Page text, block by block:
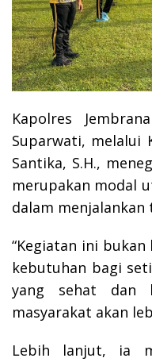
Kapolres
Suparwati, melalui
Santika, S.H.,
merupakan modal
dalam menjalankan
“Kegiatan ini
kebutuhan bagi
yang sehat dan
masyarakat akan
Lebih lanjut, ia